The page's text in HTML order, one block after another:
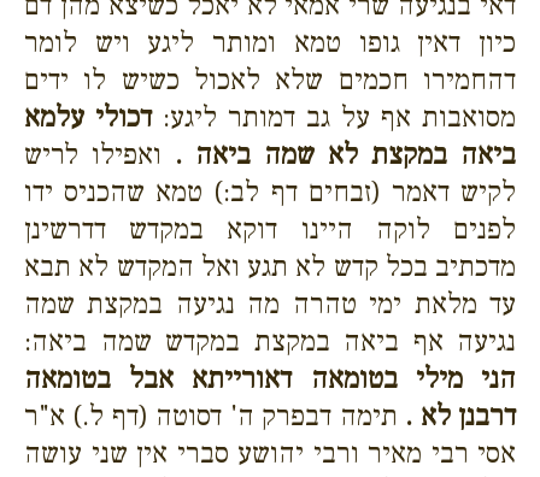
כיון דאין גופו טמא ומותר ליגע ויש לומר
דהחמירו חכמים שלא לאכול כשיש לו ידים
מסואבות אף על גב דמותר ליגע:דכולי עלמא
ביאה במקצת לא שמה ביאה . ואפילו לריש
לקיש דאמר (זבחים דף לב:) טמא שהכניס ידו
לפנים לוקה היינו דוקא במקדש דדרשינן
מדכתיב בכל קדש לא תגע ואל המקדש לא תבא
עד מלאת ימי טהרה מה נגיעה במקצת שמה
נגיעה אף ביאה במקצת במקדש שמה ביאה:
הני מילי בטומאה דאורייתא אבל בטומאה
דרבנן לא . תימה דבפרק ה' דסוטה (דף ל.) א"ר
אסי רבי מאיר ורבי יהושע סברי אין שני עושה